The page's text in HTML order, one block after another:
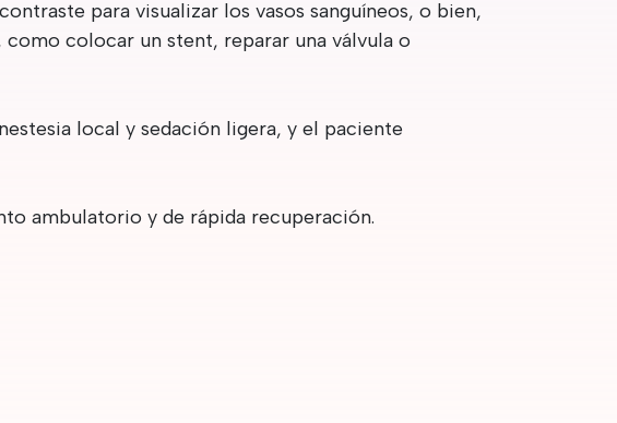
para visualizar los vasos sanguíneos, o bien,
colocar un stent, reparar una válvula o
local y sedación ligera, y el paciente
ambulatorio y de rápida recuperación.